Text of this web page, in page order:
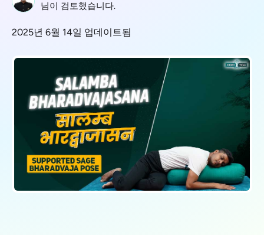
님이 검토했습니다.
2025년 6월 14일 업데이트됨